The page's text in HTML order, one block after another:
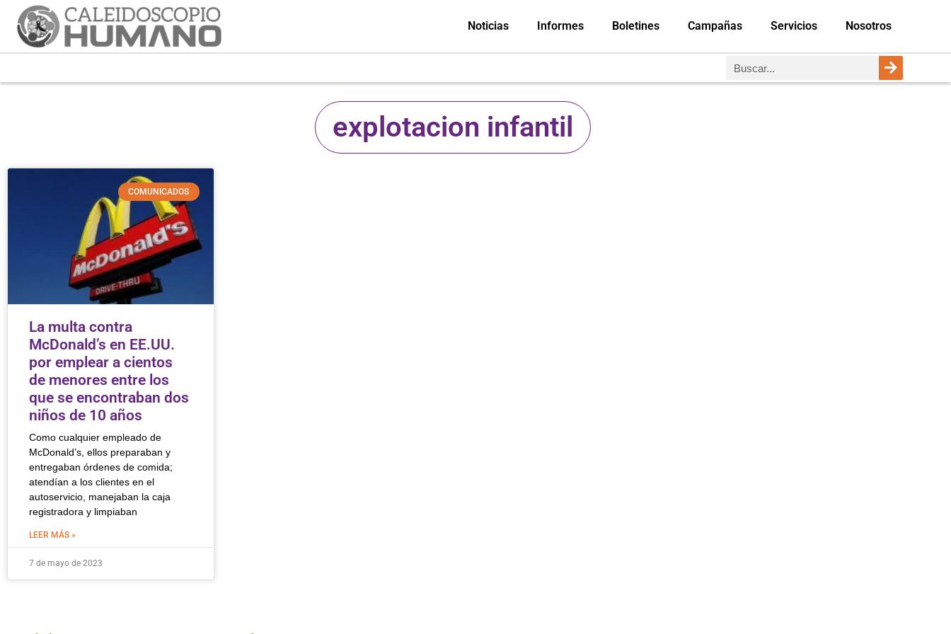
Noticias Informes Boletines Campañas Servicios Nosotros
explotacion infantil
COMUNICADOS
La multa contra
McDonald’s en EE.UU.
por emplear a cientos
de menores entre los
que se encontraban dos
niños de 10 años
Como cualquier empleado de
McDonald’s, ellos preparaban y
entregaban órdenes de comida;
atendían a los clientes en el
autoservicio, manejaban la caja
registradora y limpiaban
LEER MÁS »
7 de mayo de 2023